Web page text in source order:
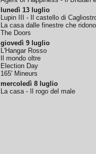
lunedì 13 luglio
Lupin III - Il castello di
La casa dalle finestre che ridono
The Doors
giovedì 9 luglio
L'Hangar Rosso
Il mondo oltre
Election Day
165' Mineurs
mercoledì 8 luglio
La casa - Il rogo del male